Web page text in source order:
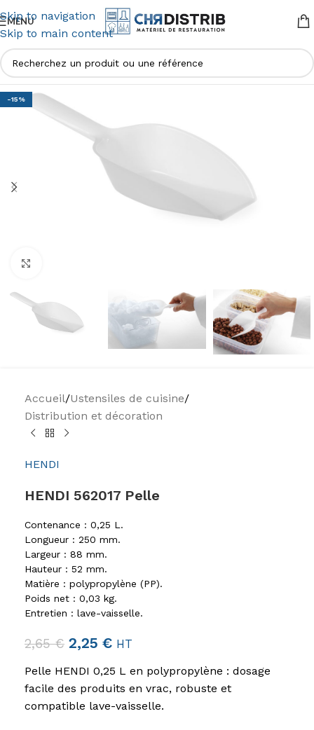
Skip to navigation
Skip to main content
MENU
-15%
Accueil/Ustensiles de cuisine/
Distribution et décoration
HENDI
HENDI 562017 Pelle
Contenance : 0,25 L.
Longueur : 250 mm.
Largeur : 88 mm.
Hauteur : 52 mm.
Matière : polypropylène (PP).
Poids net : 0,03 kg.
Entretien : lave-vaisselle.
2,65€ 2,25 € HT
Pelle HENDI 0,25 L en polypropylène : dosage
facile des produits en vrac, robuste et
compatible lave-vaisselle.